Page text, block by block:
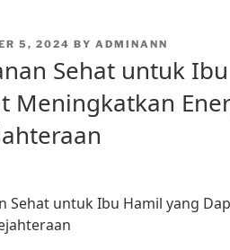
5, 2024 BY ADMINANN
Sehat untuk
Meningkatkan
Sehat untuk Ibu Hamil yang